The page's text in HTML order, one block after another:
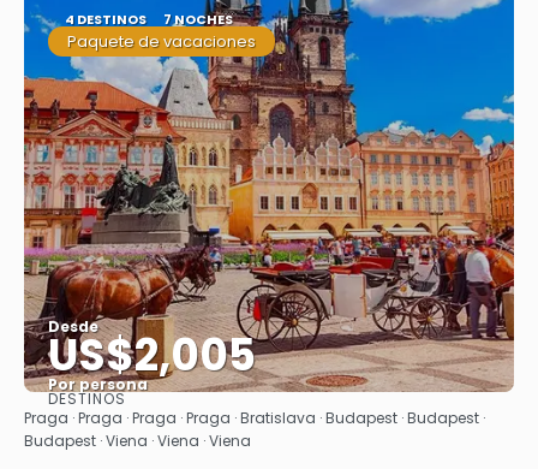
4 DESTINOS 7 NOCHES
Paquete de vacaciones
Desde
US$2,005
Por persona
Ver
DESTINOS
Praga · Praga · Praga · Praga · Bratislava · Budapest · Budapest ·
Budapest · Viena · Viena · Viena